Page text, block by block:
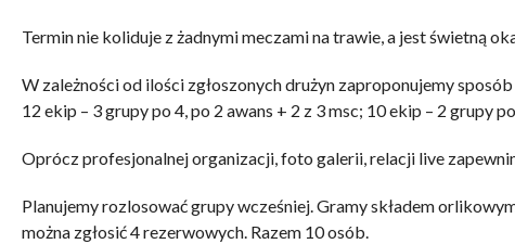
Termin nie koliduje z żadnymi meczami na trawie, a jest świetną
W zależności od ilości zgłoszonych drużyn zaproponujemy
12 ekip – 3 grupy po 4, po 2 awans + 2 z 3 msc; 10 ekip – 2 grupy
Oprócz profesjonalnej organizacji, foto galerii, relacji live
Planujemy rozlosować grupy wcześniej. Gramy składem
można zgłosić 4 rezerwowych. Razem 10 osób.